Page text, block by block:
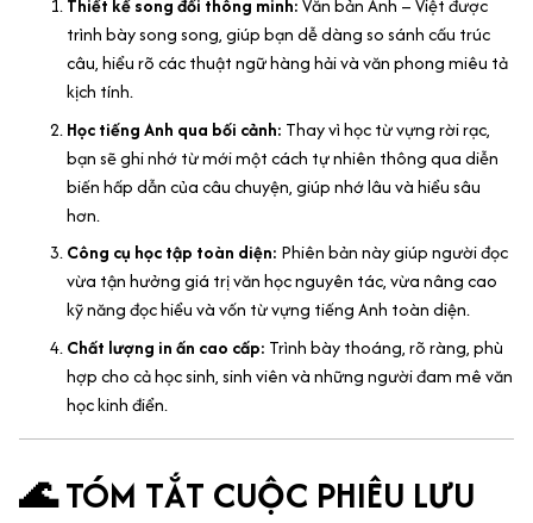
Thiết kế song đối thông minh:Văn bản Anh – Việt được
trình bày song song, giúp bạn dễ dàng so sánh cấu trúc
câu, hiểu rõ các thuật ngữ hàng hải và văn phong miêu tả
kịch tính.
Học tiếng Anh qua bối cảnh: Thay vì học từ vựng rời rạc,
bạn sẽ ghi nhớ từ mới một cách tự nhiên thông qua diễn
biến hấp dẫn của câu chuyện, giúp nhớ lâu và hiểu sâu
hơn.
Công cụ học tập toàn diện: Phiên bản này giúp người đọc
vừa tận hưởng giá trị văn học nguyên tác, vừa nâng cao
kỹ năng đọc hiểu và vốn từ vựng tiếng Anh toàn diện.
Chất lượng in ấn cao cấp: Trình bày thoáng, rõ ràng, phù
hợp cho cả học sinh, sinh viên và những người đam mê văn
học kinh điển.
🌊 TÓM TẮT CUỘC PHIÊU LƯU